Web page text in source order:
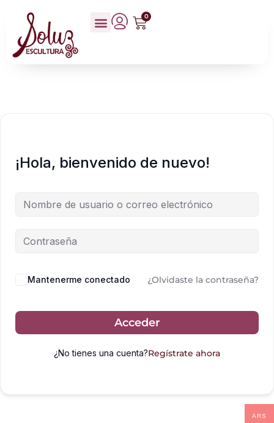
0
¡Hola, bienvenido de nuevo!
Mantenerme conectado ¿Olvidaste la contraseña?
Acceder
¿No tienes una cuenta?Regístrate ahora
ARS